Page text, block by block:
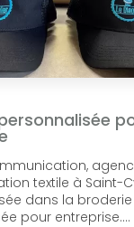
textile à Saint-
dans la broderie
pour entreprise....